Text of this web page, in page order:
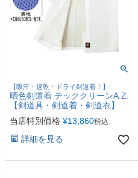
【吸汗・速乾・ドライ剣道着！】
晒色剣道着 テッククリーンA.Z.
【剣道具・剣道着・剣道衣】
当店特別価格 ¥13,860税込
詳細を見る